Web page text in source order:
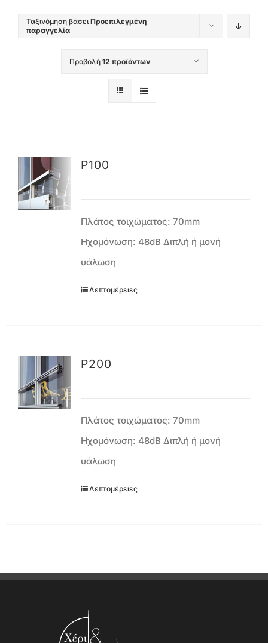
Ταξινόμηση βάσειΠροεπιλεγμένη
παραγγελία
Προβολή 12 προϊόντων
P100
Πλάτος τοιχώματος: 70mm
Ηχομόνωση: 48dB Διπλή ή μονή
υάλωση
Λεπτομέρειες
P200
Πλάτος τοιχώματος: 70mm
Ηχομόνωση: 48dB Διπλή ή μονή
υάλωση
Λεπτομέρειες